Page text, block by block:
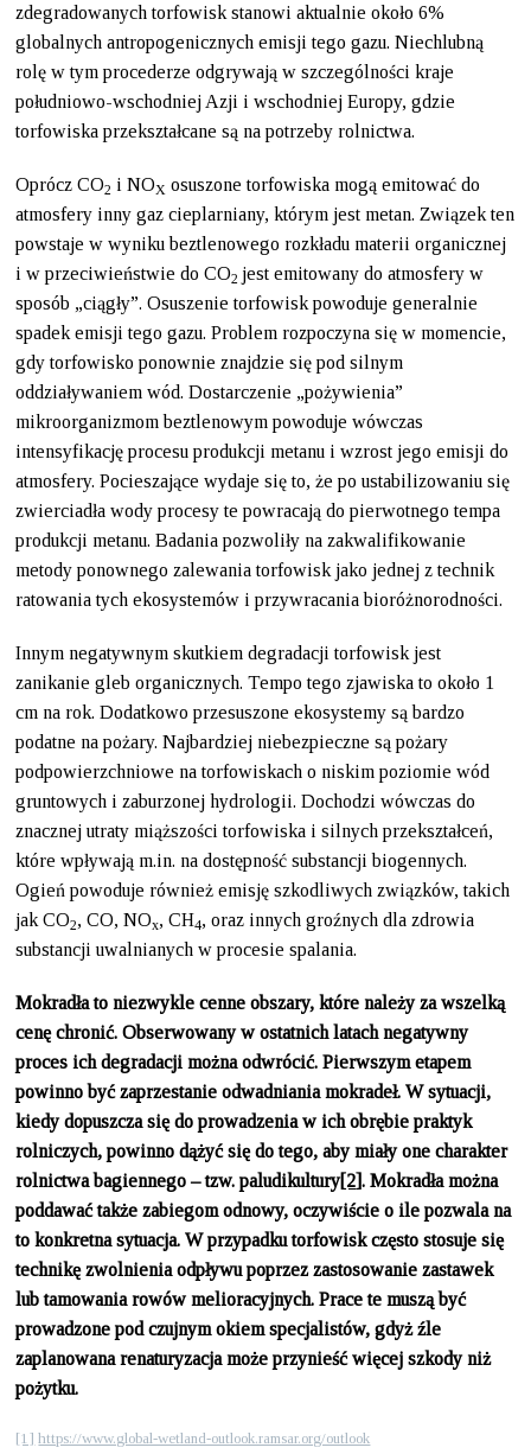
zdegradowanych torfowisk stanowi aktualnie około 6%
globalnych antropogenicznych emisji tego gazu. Niechlubną
rolę w tym procederze odgrywają w szczególności kraje
południowo-wschodniej Azji i wschodniej Europy, gdzie
torfowiska przekształcane są na potrzeby rolnictwa.
Oprócz CO2 i NOX osuszone torfowiska mogą emitować do
atmosfery inny gaz cieplarniany, którym jest metan. Związek ten
powstaje w wyniku beztlenowego rozkładu materii organicznej
i w przeciwieństwie do CO2 jest emitowany do atmosfery w
sposób „ciągły”. Osuszenie torfowisk powoduje generalnie
spadek emisji tego gazu. Problem rozpoczyna się w momencie,
gdy torfowisko ponownie znajdzie się pod silnym
oddziaływaniem wód. Dostarczenie „pożywienia”
mikroorganizmom beztlenowym powoduje wówczas
intensyfikację procesu produkcji metanu i wzrost jego emisji do
atmosfery. Pocieszające wydaje się to, że po ustabilizowaniu się
zwierciadła wody procesy te powracają do pierwotnego tempa
produkcji metanu. Badania pozwoliły na zakwalifikowanie
metody ponownego zalewania torfowisk jako jednej z technik
ratowania tych ekosystemów i przywracania bioróżnorodności.
Innym negatywnym skutkiem degradacji torfowisk jest
zanikanie gleb organicznych. Tempo tego zjawiska to około 1
cm na rok. Dodatkowo przesuszone ekosystemy są bardzo
podatne na pożary. Najbardziej niebezpieczne są pożary
podpowierzchniowe na torfowiskach o niskim poziomie wód
gruntowych i zaburzonej hydrologii. Dochodzi wówczas do
znacznej utraty miąższości torfowiska i silnych przekształceń,
które wpływają m.in. na dostępność substancji biogennych.
Ogień powoduje również emisję szkodliwych związków, takich
jak CO2, CO, NOx, CH4, oraz innych groźnych dla zdrowia
substancji uwalnianych w procesie spalania.
Mokradła to niezwykle cenne obszary, które należy za wszelką
cenę chronić. Obserwowany w ostatnich latach negatywny
proces ich degradacji można odwrócić. Pierwszym etapem
powinno być zaprzestanie odwadniania mokradeł. W sytuacji,
kiedy dopuszcza się do prowadzenia w ich obrębie praktyk
rolniczych, powinno dążyć się do tego, aby miały one charakter
rolnictwa bagiennego – tzw. paludikultury[2]. Mokradła można
poddawać także zabiegom odnowy, oczywiście o ile pozwala na
to konkretna sytuacja. W przypadku torfowisk często stosuje się
technikę zwolnienia odpływu poprzez zastosowanie zastawek
lub tamowania rowów melioracyjnych. Prace te muszą być
prowadzone pod czujnym okiem specjalistów, gdyż źle
zaplanowana renaturyzacja może przynieść więcej szkody niż
pożytku.
[1] https://www.global-wetland-outlook.ramsar.org/outlook